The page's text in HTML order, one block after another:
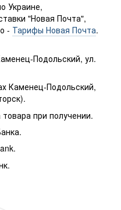
Украине,
"Новая Почта",
- Тарифы Новая Почта.
Подольский, ул.
Каменец-Подольский,
при получении.